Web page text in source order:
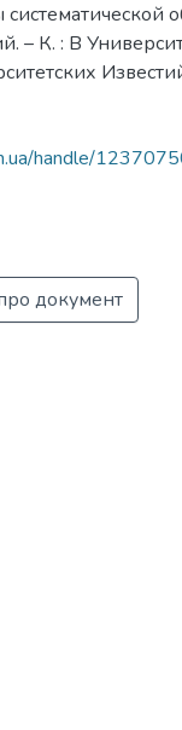
– К. : В
handle/
документ